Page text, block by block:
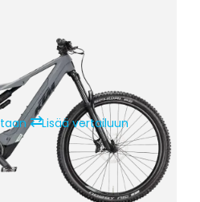
⇄Lisää vertailuun